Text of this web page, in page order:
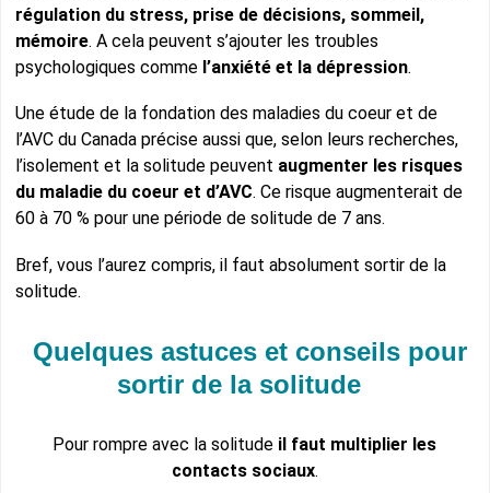
régulation du stress, prise de décisions, sommeil,
mémoire. A cela peuvent s’ajouter les troubles
psychologiques comme l’anxiété et la dépression.
Une étude de la fondation des maladies du coeur et de
l’AVC du Canada précise aussi que, selon leurs recherches,
l’isolement et la solitude peuvent augmenter les risques
du maladie du coeur et d’AVC. Ce risque augmenterait de
60 à 70 % pour une période de solitude de 7 ans.
Bref, vous l’aurez compris, il faut absolument sortir de la
solitude.
Quelques astuces et conseils pour
sortir de la solitude
Pour rompre avec la solitude il faut multiplier les
contacts sociaux.